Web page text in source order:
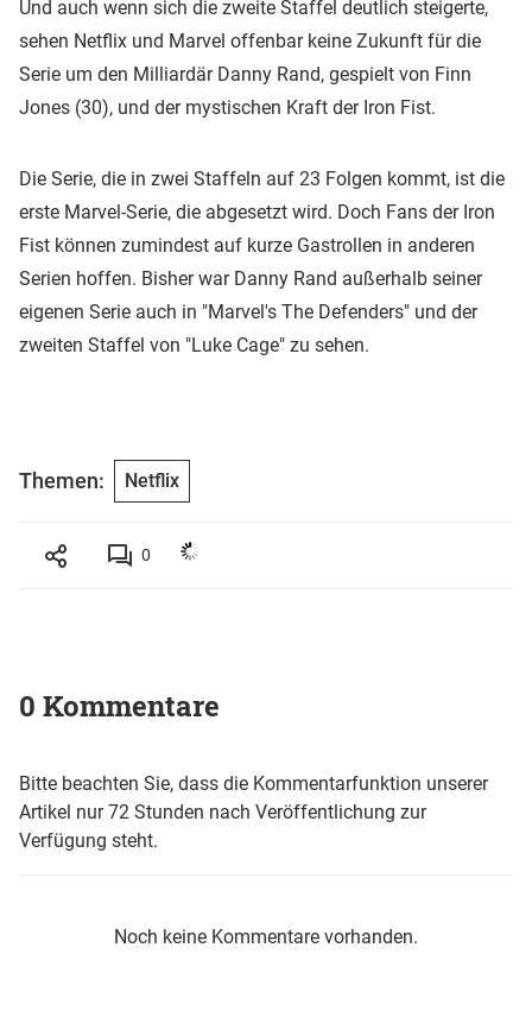
Und auch wenn sich die zweite Staffel deutlich steigerte,
sehen Netflix und Marvel offenbar keine Zukunft für die
Serie um den Milliardär Danny Rand, gespielt von Finn
Jones (30), und der mystischen Kraft der Iron Fist.
Die Serie, die in zwei Staffeln auf 23 Folgen kommt, ist die
erste Marvel-Serie, die abgesetzt wird. Doch Fans der Iron
Fist können zumindest auf kurze Gastrollen in anderen
Serien hoffen. Bisher war Danny Rand außerhalb seiner
eigenen Serie auch in "Marvel's The Defenders" und der
zweiten Staffel von "Luke Cage" zu sehen.
Themen: Netflix
0
0 Kommentare
Bitte beachten Sie, dass die Kommentarfunktion unserer
Artikel nur 72 Stunden nach Veröffentlichung zur
Verfügung steht.
Noch keine Kommentare vorhanden.